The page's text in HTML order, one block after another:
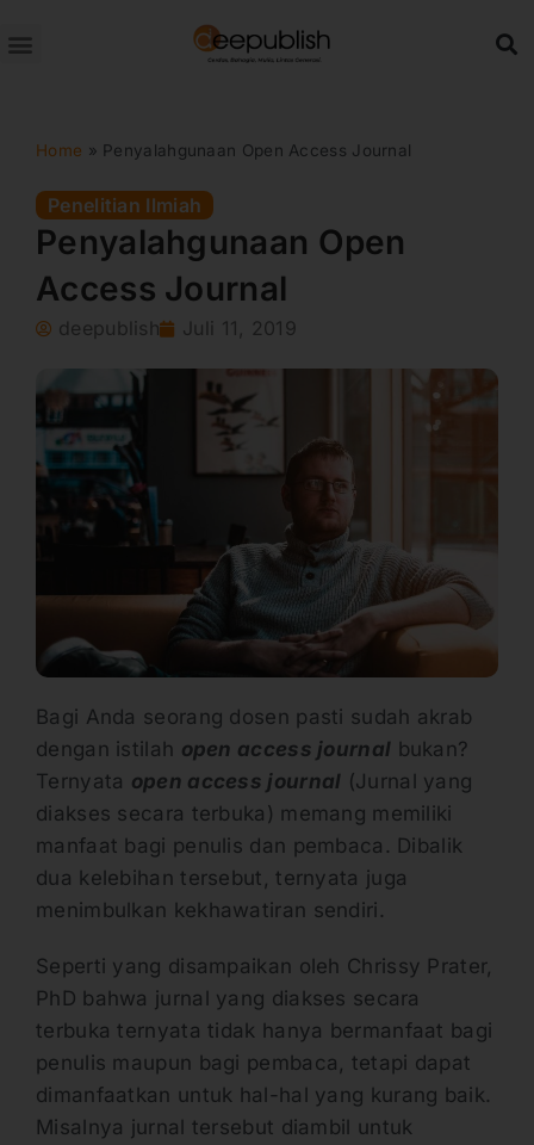
ke
Home » Penyalahgunaan Open Access Journal
Penelitian Ilmiah
Penyalahgunaan Open
Access Journal
deepublish Juli 11, 2019
Bagi Anda seorang dosen pasti sudah akrab
dengan istilah open access journal bukan?
Ternyata open access journal (Jurnal yang
diakses secara terbuka) memang memiliki
manfaat bagi penulis dan pembaca. Dibalik
dua kelebihan tersebut, ternyata juga
menimbulkan kekhawatiran sendiri.
Seperti yang disampaikan oleh Chrissy Prater,
PhD bahwa jurnal yang diakses secara
terbuka ternyata tidak hanya bermanfaat bagi
penulis maupun bagi pembaca, tetapi dapat
dimanfaatkan untuk hal-hal yang kurang baik.
Misalnya jurnal tersebut diambil untuk